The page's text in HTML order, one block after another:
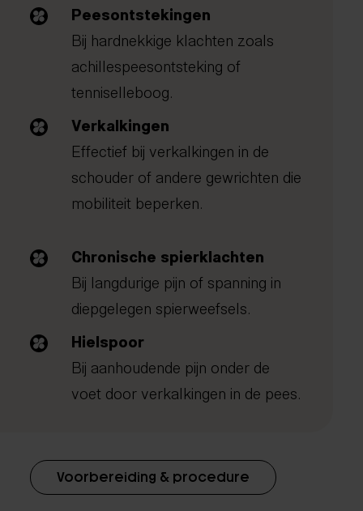
Peesontstekingen
Bij hardnekkige klachten zoals
achillespeesontsteking of
tenniselleboog.
Verkalkingen
Effectief bij verkalkingen in de
schouder of andere gewrichten die
mobiliteit beperken.
Chronische spierklachten
Bij langdurige pijn of spanning in
diepgelegen spierweefsels.
Hielspoor
Bij aanhoudende pijn onder de
voet door verkalkingen in de pees.
Voorbereiding & procedure